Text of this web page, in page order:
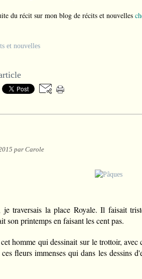
du récit sur mon blog de récits et nouvelles c
et nouvelles
par Carole
je traversais la place Royale. Il faisait
son printemps en faisant les cent pas.
homme qui dessinait sur le trottoir,
fleurs immenses qui dans les dessins